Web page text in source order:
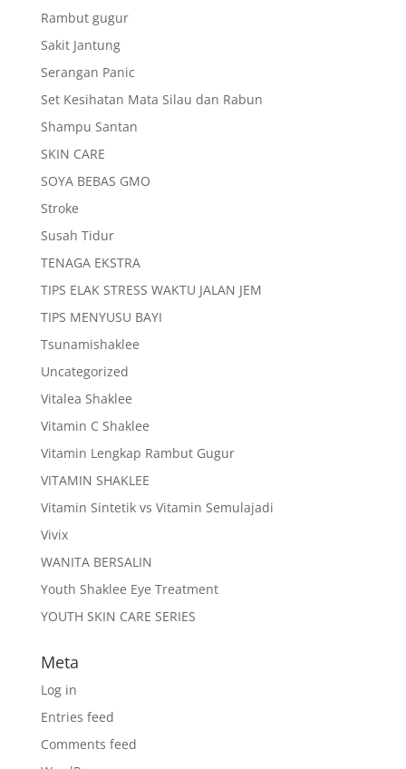
Rambut gugur
Sakit Jantung
Serangan Panic
Set Kesihatan Mata Silau dan Rabun
Shampu Santan
SKIN CARE
SOYA BEBAS GMO
Stroke
Susah Tidur
TENAGA EKSTRA
TIPS ELAK STRESS WAKTU JALAN JEM
TIPS MENYUSU BAYI
Tsunamishaklee
Uncategorized
Vitalea Shaklee
Vitamin C Shaklee
Vitamin Lengkap Rambut Gugur
VITAMIN SHAKLEE
Vitamin Sintetik vs Vitamin Semulajadi
Vivix
WANITA BERSALIN
Youth Shaklee Eye Treatment
YOUTH SKIN CARE SERIES
Meta
Log in
Entries feed
Comments feed